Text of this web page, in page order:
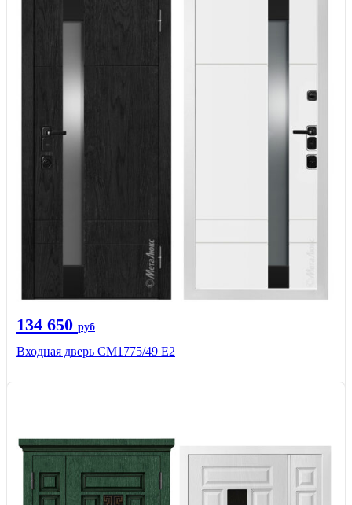
134 650 руб
Входная дверь СМ1775/49 Е2